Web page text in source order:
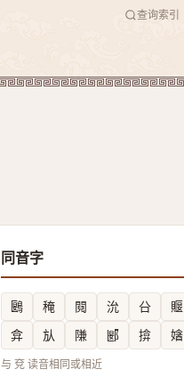
查询索引
同音字
鶠 䅖 䦧 沇 㕣
䞁
弇
㫃 隒 郾 揜 㜝
与 兗 读音相同或相近